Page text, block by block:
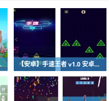
免费版 【安卓】手速王者 v1.0 安卓福利版